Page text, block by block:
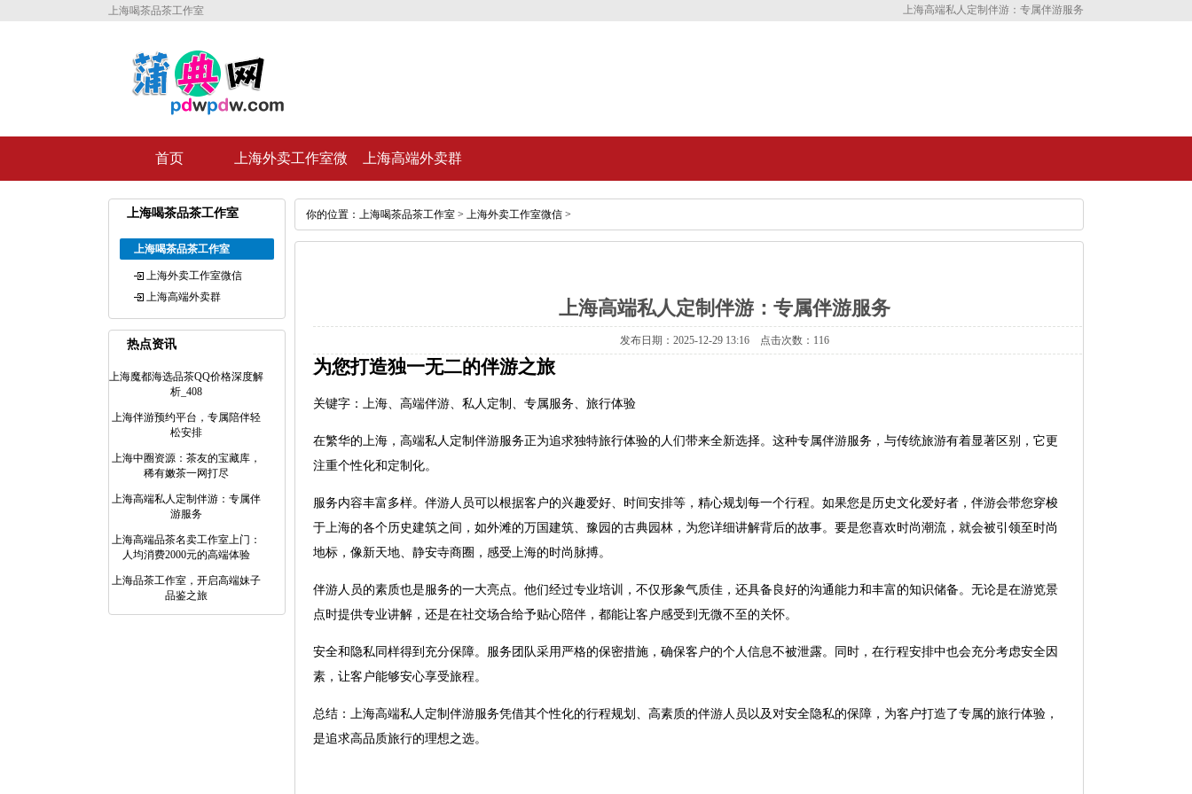
上海喝茶品茶工作室 上海高端私人定制伴游：专属伴游服务
首页 上海外卖工作室微
信
上海高端外卖群
上海喝茶品茶工作室
上海喝茶品茶工作室
上海外卖工作室微信
上海高端外卖群
热点资讯
上海魔都海选品茶QQ价格深度解
析_408
上海伴游预约平台，专属陪伴轻
松安排
上海中圈资源：茶友的宝藏库，
稀有嫩茶一网打尽
上海高端私人定制伴游：专属伴
游服务
上海高端品茶名卖工作室上门：
人均消费2000元的高端体验
上海品茶工作室，开启高端妹子
品鉴之旅
你的位置： 上海喝茶品茶工作室 > 上海外卖工作室微信 >
上海高端私人定制伴游：专属伴游服务
发布日期：2025-12-29 13:16 点击次数：116
为您打造独一无二的伴游之旅
关键字：上海、高端伴游、私人定制、专属服务、旅行体验
在繁华的上海，高端私人定制伴游服务正为追求独特旅行体验的人们带来全新选择。这种专属伴游服务，与传统旅游有着显著区别，它更
注重个性化和定制化。
服务内容丰富多样。伴游人员可以根据客户的兴趣爱好、时间安排等，精心规划每一个行程。如果您是历史文化爱好者，伴游会带您穿梭
于上海的各个历史建筑之间，如外滩的万国建筑、豫园的古典园林，为您详细讲解背后的故事。要是您喜欢时尚潮流，就会被引领至时尚
地标，像新天地、静安寺商圈，感受上海的时尚脉搏。
伴游人员的素质也是服务的一大亮点。他们经过专业培训，不仅形象气质佳，还具备良好的沟通能力和丰富的知识储备。无论是在游览景
点时提供专业讲解，还是在社交场合给予贴心陪伴，都能让客户感受到无微不至的关怀。
安全和隐私同样得到充分保障。服务团队采用严格的保密措施，确保客户的个人信息不被泄露。同时，在行程安排中也会充分考虑安全因
素，让客户能够安心享受旅程。
总结：上海高端私人定制伴游服务凭借其个性化的行程规划、高素质的伴游人员以及对安全隐私的保障，为客户打造了专属的旅行体验，
是追求高品质旅行的理想之选。